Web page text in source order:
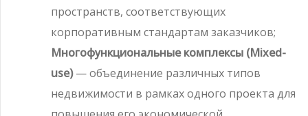
пространств, соответствующих
корпоративным стандартам заказчиков;
Многофункциональные комплексы (Mixed-
use)— объединение различных типов
недвижимости в рамках одного проекта для